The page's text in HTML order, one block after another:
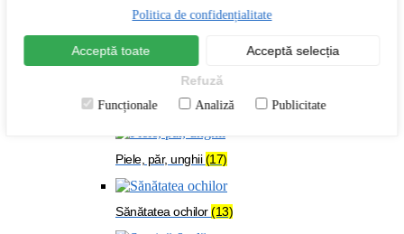
Oase & mușchi
Organism solicitat(108)
Piele, păr, unghii(17)
Sănătatea ochilor(13)
Politica de confidențialitate
Acceptă toate Acceptă selecția
Refuză
Funcționale Analiză Publicitate